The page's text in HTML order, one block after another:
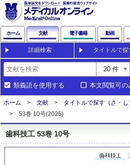
ホーム 文献 電子書籍 動画
詳細検索 タイトルで探
類義語を使用する 本文閲覧可の
ホーム 文献 タイトルで探す（さ・し
53巻 10号(2025)
歯科技工 53巻 10号